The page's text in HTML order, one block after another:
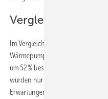
Vergleich zum
Im Vergleich zum
Wärmepumpen im Zeitraum
um 52 % besonders deutlich aus
wurden nur 74 000 Geräte. Das
Erwartungen, die sich aufgrund